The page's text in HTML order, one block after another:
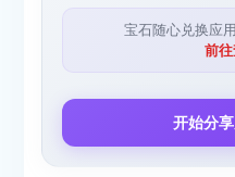
宝石随心兑换应
前
开始分